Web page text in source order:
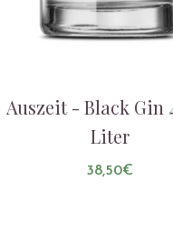
Auszeit - Black Gin
Liter
38,50€